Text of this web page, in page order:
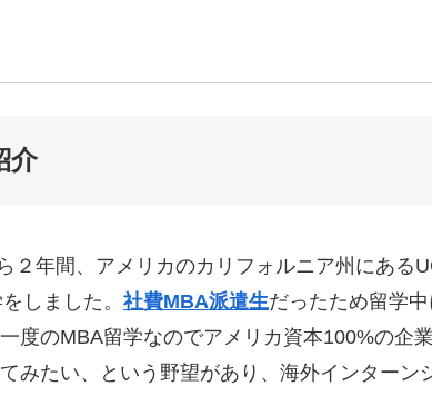
介
２年間、アメリカのカリフォルニア州にある
しました。 社費MBA派遣生だったため留学
度のMBA留学なのでアメリカ資本100%の企
みたい、という野望があり、海外インターン